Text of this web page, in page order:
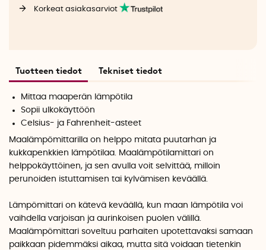
Korkeat asiakasarviot
Tuotteen tiedot Tekniset tiedot
Mittaa maaperän lämpötila
Sopii ulkokäyttöön
Celsius- ja Fahrenheit-asteet
Maalämpömittarilla on helppo mitata puutarhan ja
kukkapenkkien lämpötilaa. Maalämpötilamittari on
helppokäyttöinen, ja sen avulla voit selvittää, milloin
perunoiden istuttamisen tai kylvämisen keväällä.
Lämpömittari on kätevä keväällä, kun maan lämpötila voi
vaihdella varjoisan ja aurinkoisen puolen välillä.
Maalämpömittari soveltuu parhaiten upotettavaksi samaan
paikkaan pidemmäksi aikaa, mutta sitä voidaan tietenkin